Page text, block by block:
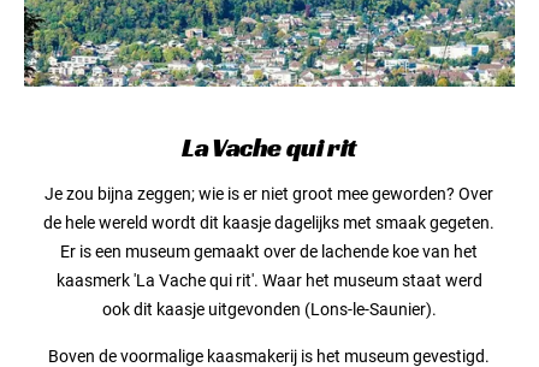
La Vache qui rit
Je zou bijna zeggen; wie is er niet groot mee geworden? Over
de hele wereld wordt dit kaasje dagelijks met smaak gegeten.
Er is een museum gemaakt over de lachende koe van het
kaasmerk 'La Vache qui rit'. Waar het museum staat werd
ook dit kaasje uitgevonden (Lons-le-Saunier).
Boven de voormalige kaasmakerij is het museum gevestigd.